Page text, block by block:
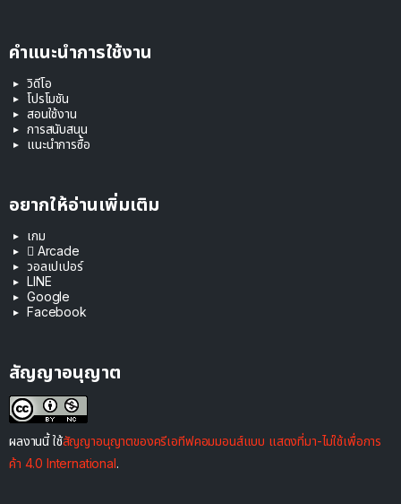
คำแนะนำการใช้งาน
วิดีโอ
โปรโมชัน
สอนใช้งาน
การสนับสนุน
แนะนำการซื้อ
อยากให้อ่านเพิ่มเติม
เกม
 Arcade
วอลเปเปอร์
LINE
Google
Facebook
สัญญาอนุญาต
ผลงานนี้ ใช้สัญญาอนุญาตของครีเอทีฟคอมมอนส์แบบ แสดงที่มา-ไม่ใช้เพื่อการ
ค้า 4.0 International.